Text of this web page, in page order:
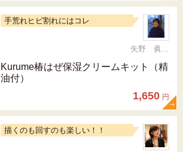
手荒れヒビ割れにはコレ
矢野 眞由美
Kurume椿はぜ保湿クリームキット（精
油付）
1,650 円
描くのも回すのも楽しい！！